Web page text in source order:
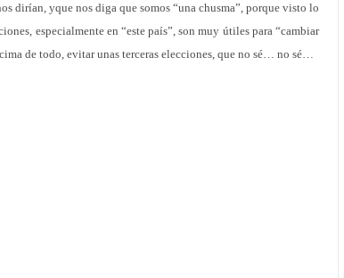
dirían, yque nos diga que somos “una chusma”, porque visto lo
especialmente en “este país”, son muy útiles para “cambiar
de todo, evitar unas terceras elecciones, que no sé… no sé…